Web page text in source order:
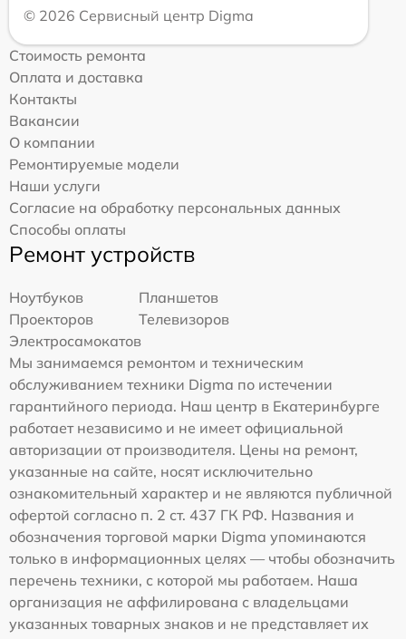
© 2026 Сервисный центр Digma
Стоимость ремонта
Оплата и доставка
Контакты
Вакансии
О компании
Ремонтируемые модели
Наши услуги
Согласие на обработку персональных данных
Способы оплаты
Ремонт устройств
Ноутбуков
Планшетов
Проекторов
Телевизоров
Электросамокатов
Мы занимаемся ремонтом и техническим
обслуживанием техники Digma по истечении
гарантийного периода. Наш центр в Екатеринбурге
работает независимо и не имеет официальной
авторизации от производителя. Цены на ремонт,
указанные на сайте, носят исключительно
ознакомительный характер и не являются публичной
офертой согласно п. 2 ст. 437 ГК РФ. Названия и
обозначения торговой марки Digma упоминаются
только в информационных целях — чтобы обозначить
перечень техники, с которой мы работаем. Наша
организация не аффилирована с владельцами
указанных товарных знаков и не представляет их